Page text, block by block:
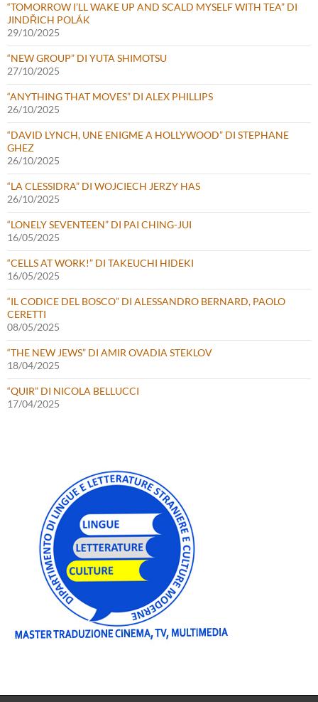
“TOMORROW I’LL WAKE UP AND SCALD MYSELF WITH TEA” DI
JINDŘICH POLÁK
29/10/2025
“NEW GROUP” DI YUTA SHIMOTSU
27/10/2025
“ANYTHING THAT MOVES” DI ALEX PHILLIPS
26/10/2025
“DAVID LYNCH, UNE ENIGME A HOLLYWOOD” DI STEPHANE
GHEZ
26/10/2025
“LA CLESSIDRA” DI WOJCIECH JERZY HAS
26/10/2025
“LONELY SEVENTEEN” DI PAI CHING-JUI
16/05/2025
“CELLS AT WORK!” DI TAKEUCHI HIDEKI
16/05/2025
“IL CODICE DEL BOSCO” DI ALESSANDRO BERNARD, PAOLO
CERETTI
08/05/2025
“THE NEW JEWS” DI AMIR OVADIA STEKLOV
18/04/2025
“QUIR” DI NICOLA BELLUCCI
17/04/2025